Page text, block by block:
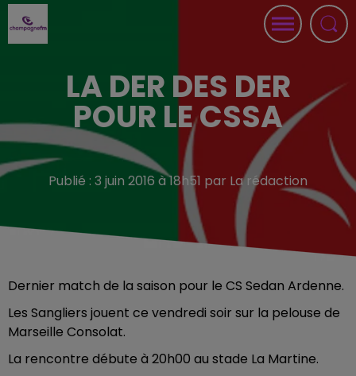
LA DER DES DER
POUR LE CSSA
Publié : 3 juin 2016 à 18h51 par La rédaction
Dernier match de la saison pour le CS Sedan Ardenne.
Les Sangliers jouent ce vendredi soir sur la pelouse de
Marseille Consolat.
La rencontre débute à 20h00 au stade La Martine.